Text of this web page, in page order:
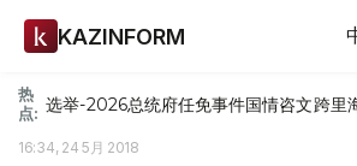
KAZINFORM
热
点: 选举-2026总统府任免事件国情咨文跨里
16:34, 24 5月 2018